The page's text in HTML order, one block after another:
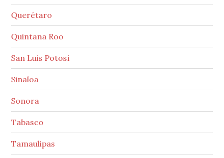
Querétaro
Quintana Roo
San Luis Potosí
Sinaloa
Sonora
Tabasco
Tamaulipas